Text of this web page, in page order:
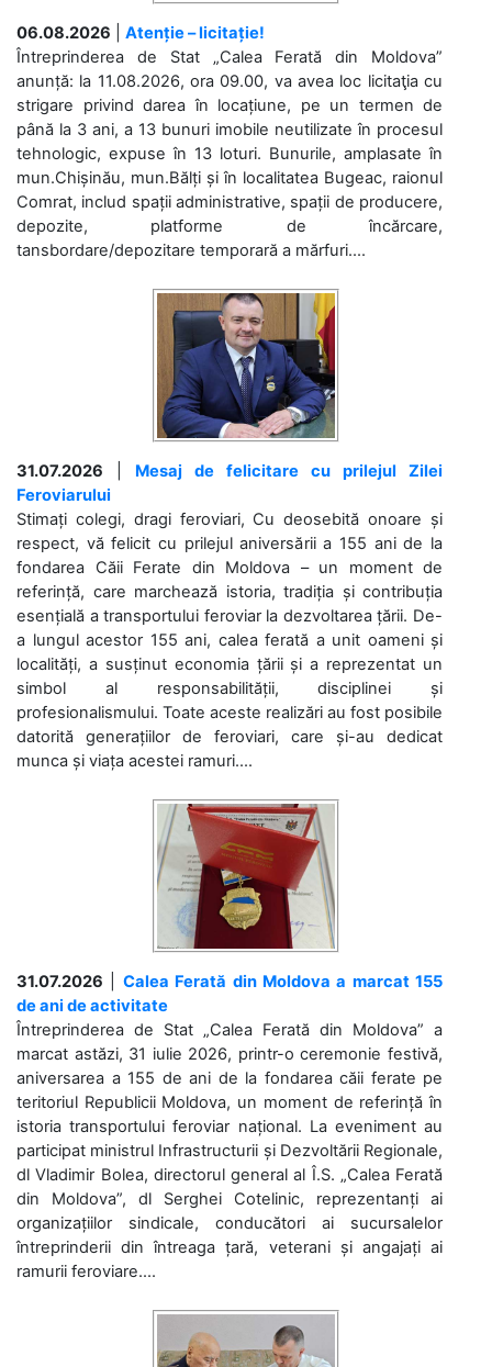
06.08.2026
Atenție – licitație!
Întreprinderea de Stat „Calea Ferată din Moldova”
anunță: la 11.08.2026, ora 09.00, va avea loc licitaţia cu
strigare privind darea în locațiune, pe un termen de
până la 3 ani, a 13 bunuri imobile neutilizate în procesul
tehnologic, expuse în 13 loturi. Bunurile, amplasate în
mun.Chișinău, mun.Bălți și în localitatea Bugeac, raionul
Comrat, includ spații administrative, spații de producere,
depozite, platforme de încărcare,
tansbordare/depozitare temporară a mărfuri....
31.07.2026
Mesaj de felicitare cu prilejul Zilei
Feroviarului
Stimați colegi, dragi feroviari, Cu deosebită onoare și
respect, vă felicit cu prilejul aniversării a 155 ani de la
fondarea Căii Ferate din Moldova – un moment de
referință, care marchează istoria, tradiția și contribuția
esențială a transportului feroviar la dezvoltarea țării. De-
a lungul acestor 155 ani, calea ferată a unit oameni și
localități, a susținut economia țării și a reprezentat un
simbol al responsabilității, disciplinei și
profesionalismului. Toate aceste realizări au fost posibile
datorită generațiilor de feroviari, care și-au dedicat
munca și viața acestei ramuri....
31.07.2026
Calea Ferată din Moldova a marcat 155
de ani de activitate
Întreprinderea de Stat „Calea Ferată din Moldova” a
marcat astăzi, 31 iulie 2026, printr-o ceremonie festivă,
aniversarea a 155 de ani de la fondarea căii ferate pe
teritoriul Republicii Moldova, un moment de referință în
istoria transportului feroviar național. La eveniment au
participat ministrul Infrastructurii și Dezvoltării Regionale,
dl Vladimir Bolea, directorul general al Î.S. „Calea Ferată
din Moldova”, dl Serghei Cotelinic, reprezentanți ai
organizațiilor sindicale, conducători ai sucursalelor
întreprinderii din întreaga țară, veterani și angajați ai
ramurii feroviare....